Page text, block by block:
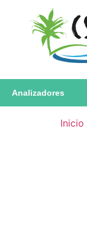
Analizadores
Inicio